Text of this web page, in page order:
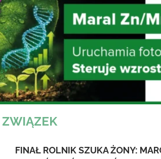
ZWIĄZEK
FINAŁ ROLNIK SZUKA ŻONY: